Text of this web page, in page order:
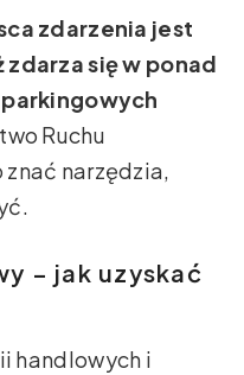
zdarzenia jest
się w ponad
Ruchu
narzędzia,
– jak uzyskać
handlowych i